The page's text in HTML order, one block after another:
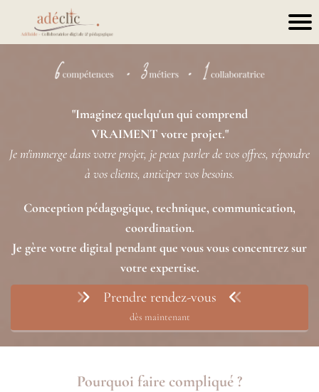
"Imaginez quelqu'un qui comprend
VRAIMENT votre projet."
Je m'immerge dans votre projet, je peux parler de vos offres, répondre
à vos clients, anticiper vos besoins.
Conception pédagogique, technique, communication,
coordination.
Je gère votre digital pendant que vous vous concentrez sur
votre expertise.
Prendre rendez-vous
dès maintenant
Pourquoi faire compliqué ?